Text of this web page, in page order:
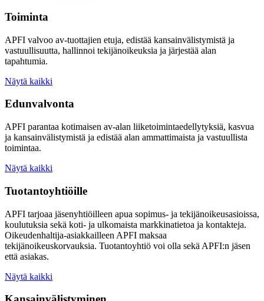
Toiminta
APFI valvoo av-tuottajien etuja, edistää kansainvälistymistä ja
vastuullisuutta, hallinnoi tekijänoikeuksia ja järjestää alan
tapahtumia.
Näytä kaikki
Edunvalvonta
APFI parantaa kotimaisen av-alan liiketoimintaedellytyksiä, kasvua
ja kansainvälistymistä ja edistää alan ammattimaista ja vastuullista
toimintaa.
Näytä kaikki
Tuotantoyhtiöille
APFI tarjoaa jäsenyhtiöilleen apua sopimus- ja tekijänoikeusasioissa,
koulutuksia sekä koti- ja ulkomaista markkinatietoa ja kontakteja.
Oikeudenhaltija-asiakkailleen APFI maksaa
tekijänoikeuskorvauksia. Tuotantoyhtiö voi olla sekä APFI:n jäsen
että asiakas.
Näytä kaikki